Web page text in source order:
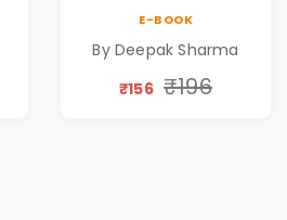
E-BOOK
By Deepak Sharma
₹156 ₹196